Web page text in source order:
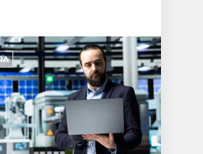
CPQ:
come
ridurre
errori
e
tempi
di
offerta